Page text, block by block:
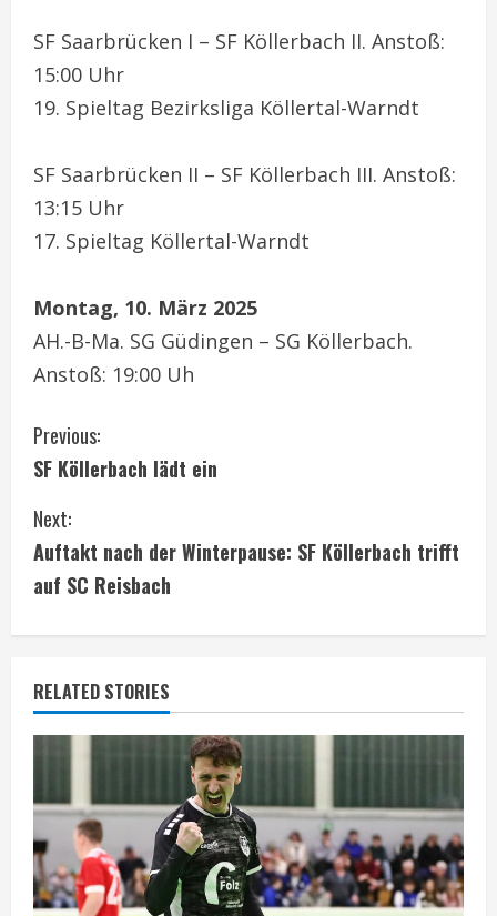
SF Saarbrücken I – SF Köllerbach II. Anstoß:
15:00 Uhr
19. Spieltag Bezirksliga Köllertal-Warndt
SF Saarbrücken II – SF Köllerbach III. Anstoß:
13:15 Uhr
17. Spieltag Köllertal-Warndt
Montag, 10. März 2025
AH.-B-Ma. SG Güdingen – SG Köllerbach.
Anstoß: 19:00 Uh
C
o
n
t
i
n
u
e
R
e
Previous:
SF Köllerbach lädt ein
Next:
Auftakt nach der Winterpause: SF Köllerbach trifft
auf SC Reisbach
RELATED STORIES